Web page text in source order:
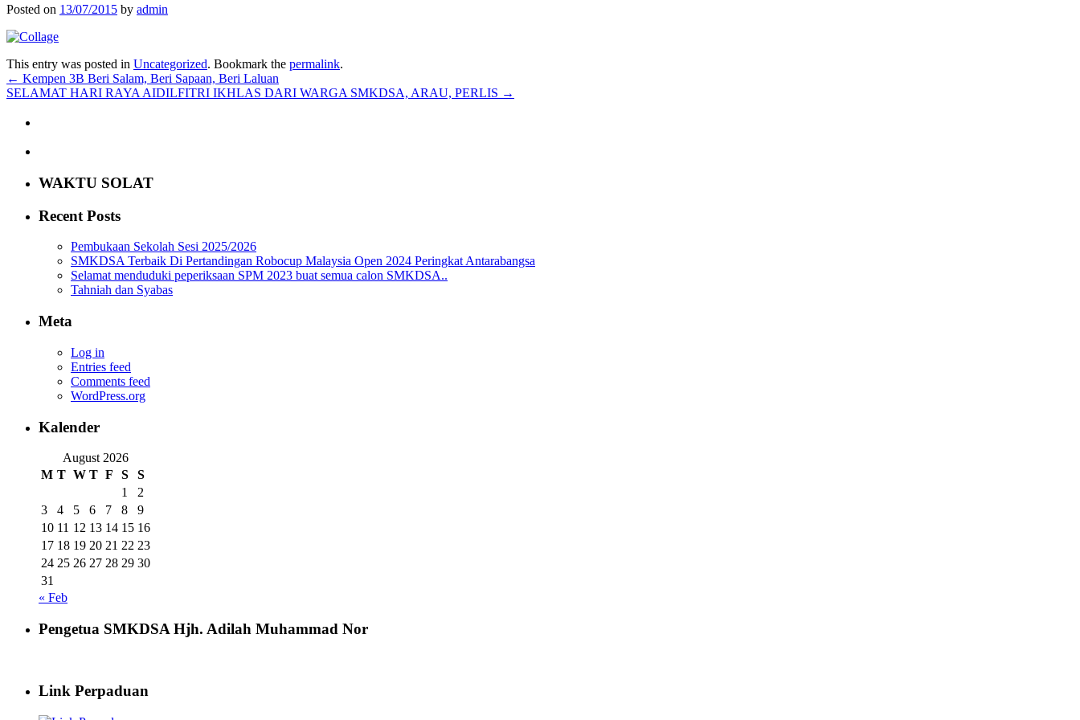
Posted on 13/07/2015 by admin
This entry was posted in Uncategorized. Bookmark the permalink.
← Kempen 3B Beri Salam, Beri Sapaan, Beri Laluan
SELAMAT HARI RAYA AIDILFITRI IKHLAS DARI WARGA SMKDSA, ARAU, PERLIS →
WAKTU SOLAT
Recent Posts
Pembukaan Sekolah Sesi 2025/2026
SMKDSA Terbaik Di Pertandingan Robocup Malaysia Open 2024 Peringkat Antarabangsa
Selamat menduduki peperiksaan SPM 2023 buat semua calon SMKDSA..
Tahniah dan Syabas
Meta
Log in
Entries feed
Comments feed
WordPress.org
Kalender
August 2026
M T W T F S
S
1
2
3
4 5 6 7 8
9
10 11 12 13 14 15 16
17 18 19 20 21 22 23
24 25 26 27 28 29 30
31
« Feb
Pengetua SMKDSA Hjh. Adilah Muhammad Nor
Link Perpaduan